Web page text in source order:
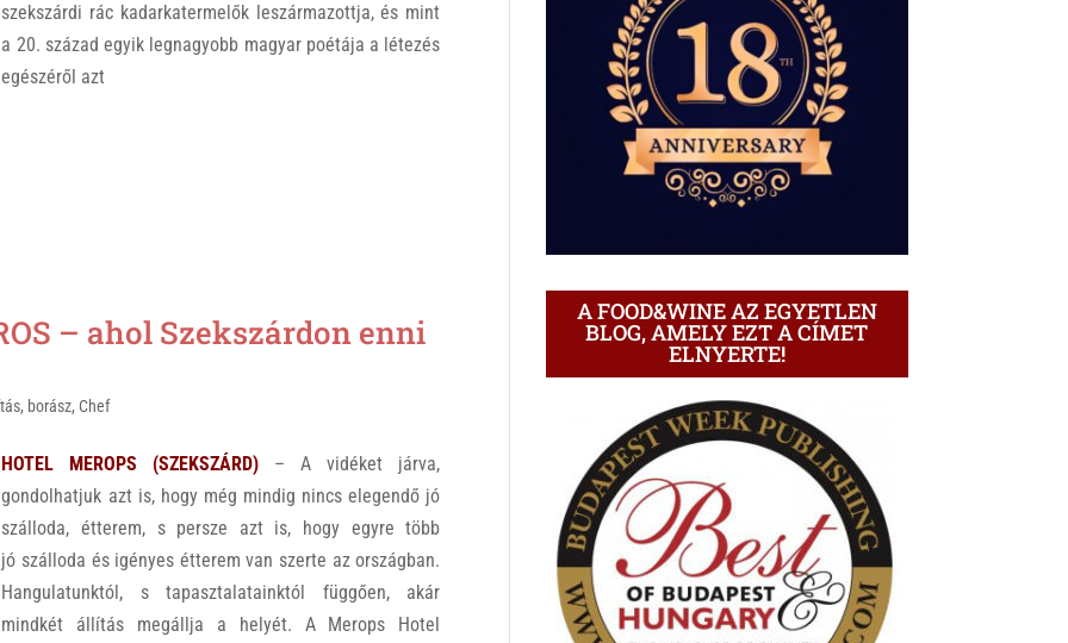
szekszárdi rác kadarkatermelők leszármazottja, és mint
a 20. század egyik legnagyobb magyar poétája a létezés
egészéről azt
– ahol Szekszárdon enni
, borász, Chef
HOTEL MEROPS (SZEKSZÁRD) – A vidéket járva,
gondolhatjuk azt is, hogy még mindig nincs elegendő jó
szálloda, étterem, s persze azt is, hogy egyre több
jó szálloda és igényes étterem van szerte az országban.
Hangulatunktól, s tapasztalatainktól függően, akár
mindkét állítás megállja a helyét. A Merops Hotel
A FOOD&WINE AZ EGYETLEN
BLOG, AMELY EZT A CÍMET
ELNYERTE!